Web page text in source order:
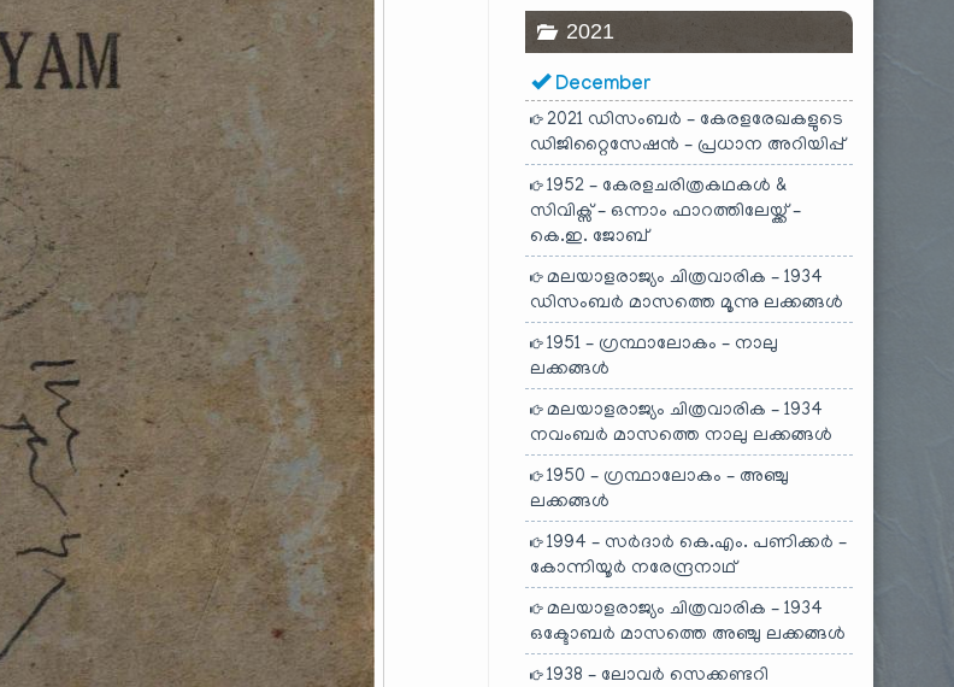
2021
December
2021 ഡിസംബർ – കേരളരേഖകളുടെ
ഡിജിറ്റൈസേഷൻ – പ്രധാന അറിയിപ്പ്
1952 – കേരളചരിത്രകഥകൾ &
സിവിക്സ് – ഒന്നാം ഫാറത്തിലേയ്ക്ക് –
കെ.ഇ. ജോബ്
മലയാളരാജ്യം ചിത്രവാരിക – 1934
ഡിസംബർ മാസത്തെ മൂന്നു ലക്കങ്ങൾ
1951 – ഗ്രന്ഥാലോകം – നാലു
ലക്കങ്ങൾ
മലയാളരാജ്യം ചിത്രവാരിക – 1934
നവംബർ മാസത്തെ നാലു ലക്കങ്ങൾ
1950 – ഗ്രന്ഥാലോകം – അഞ്ചു
ലക്കങ്ങൾ
1994 – സർദാർ കെ.എം. പണിക്കർ –
കോന്നിയൂർ നരേന്ദ്രനാഥ്
മലയാളരാജ്യം ചിത്രവാരിക – 1934
ഒക്ടോബർ മാസത്തെ അഞ്ചു ലക്കങ്ങൾ
1938 – ലോവർ സെക്കണ്ടറി